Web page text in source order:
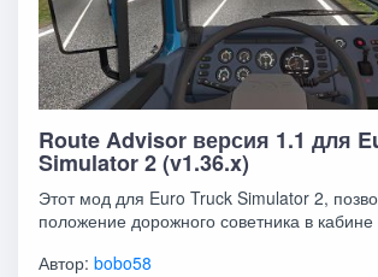
Route Advisor версия 1.1 для
Simulator 2 (v1.36.x)
Этот мод для Euro Truck Simulator 2,
положение дорожного советника в кабине
Автор:bobo58